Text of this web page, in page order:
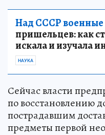
Над СССР военные
пришельцев: как
искала и изучала
НАУКА
Сейчас власти
по восстановлению
пострадавшим
предметы первой